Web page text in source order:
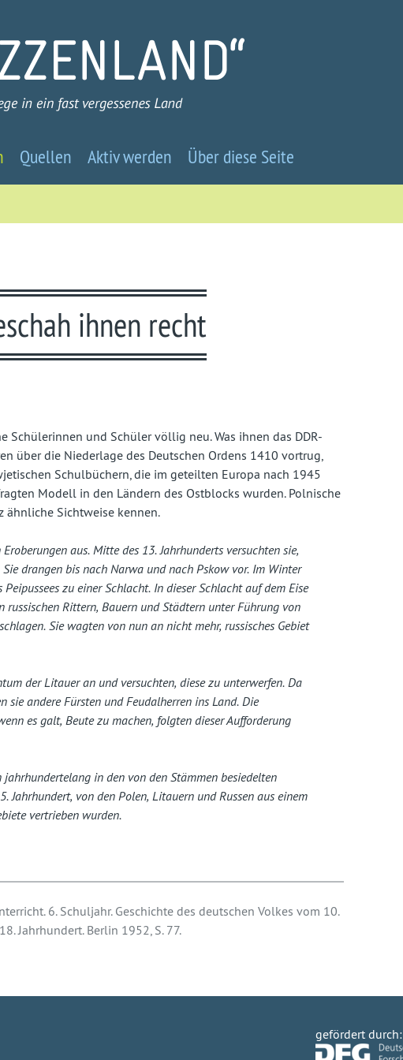
Quellen Aktiv werden Über diese Seite
ihnen recht
Schülerinnen und Schüler völlig neu. Was ihnen das DDR-
über die Niederlage des Deutschen Ordens 1410 vortrug,
Schulbüchern, die im geteilten Europa nach 1945
Modell in den Ländern des Ostblocks wurden. Polnische
Sichtweise kennen.
aus. Mitte des 13. Jahrhunderts versuchten sie,
drangen bis nach Narwa und nach Pskow vor. Im Winter
Peipussees zu einer Schlacht. In dieser Schlacht auf dem Eise
russischen Rittern, Bauern und Städtern unter Führung von
Sie wagten von nun an nicht mehr, russisches Gebiet
der Litauer an und versuchten, diese zu unterwerfen. Da
andere Fürsten und Feudalherren ins Land. Die
es galt, Beute zu machen, folgten dieser Aufforderung
in den von den Stämmen besiedelten
Jahrhundert, von den Polen, Litauern und Russen aus einem
vertrieben wurden.
6. Schuljahr. Geschichte des deutschen Volkes vom 10.
Jahrhundert. Berlin 1952, S. 77.
gefördert durch: